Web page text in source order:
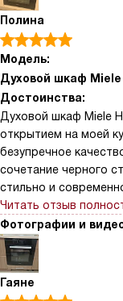
Полина
Модель:
Духовой шкаф Miele
Достоинства:
Духовой шкаф Miele
открытием на моей
безупречное
сочетание черного
стильно и
главное — это
порадовал: теперь я
картофель фри без
ничуть не хуже, чем
функция «Конвекция
даже на нескольких
Читать отзыв
Фотографии и
Гаяне